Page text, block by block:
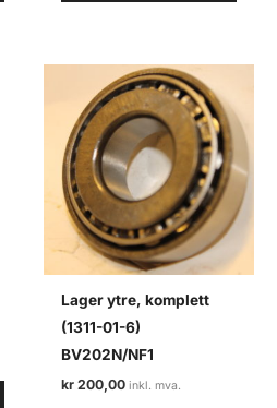
Lager ytre, komplett
(1311-01-6)
BV202N/NF1
kr 200,00